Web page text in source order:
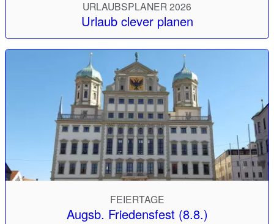
URLAUBSPLANER 2026
Urlaub clever planen
FEIERTAGE
Augsb. Friedensfest (8.8.)